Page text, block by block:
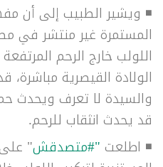
◾ ويشير الطبيب إلى أن
المستمرة غير منتشر في
اللولب خارج الرحم
الولادة القيصرية مباشرة،
والسيدة لا تعرف ويحدث
قد يحدث انثقاب للرحم.
◾ اطلعت "#متصدقش"